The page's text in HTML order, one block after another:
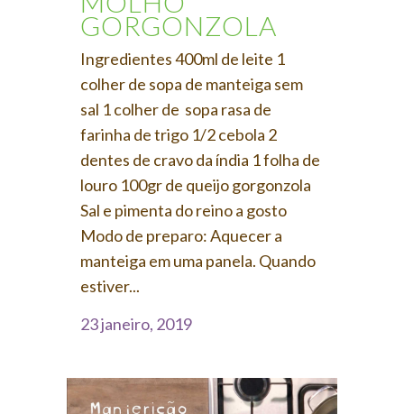
GORGONZOLA
Ingredientes 400ml de leite 1
colher de sopa de manteiga sem
sal 1 colher de sopa rasa de
farinha de trigo 1/2 cebola 2
dentes de cravo da índia 1 folha de
louro 100gr de queijo gorgonzola
Sal e pimenta do reino a gosto
Modo de preparo: Aquecer a
manteiga em uma panela. Quando
estiver...
23 janeiro, 2019